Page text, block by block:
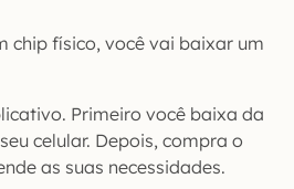
chip físico, você vai baixar um
Primeiro você baixa da
celular. Depois, compra o
as suas necessidades.